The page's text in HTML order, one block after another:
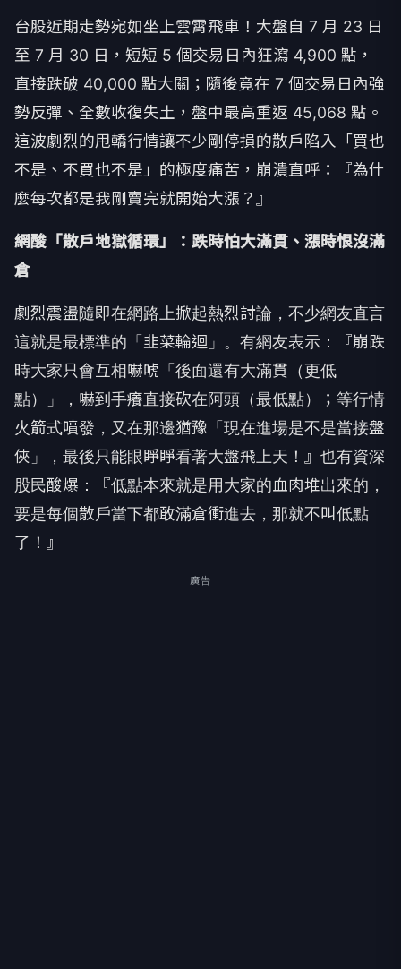
台股近期走勢宛如坐上雲霄飛車！大盤自 7 月 23 日
至 7 月 30 日，短短 5 個交易日內狂瀉 4,900 點，
直接跌破 40,000 點大關；隨後竟在 7 個交易日內強
勢反彈、全數收復失土，盤中最高重返 45,068 點。
這波劇烈的甩轎行情讓不少剛停損的散戶陷入「買也
不是、不買也不是」的極度痛苦，崩潰直呼：『為什
麼每次都是我剛賣完就開始大漲？』
網酸「散戶地獄循環」：跌時怕大滿貫、漲時恨沒滿
倉
劇烈震盪隨即在網路上掀起熱烈討論，不少網友直言
這就是最標準的「韭菜輪迴」。有網友表示：『崩跌
時大家只會互相嚇唬「後面還有大滿貫（更低
點）」，嚇到手癢直接砍在阿頭（最低點）；等行情
火箭式噴發，又在那邊猶豫「現在進場是不是當接盤
俠」，最後只能眼睜睜看著大盤飛上天！』也有資深
股民酸爆：『低點本來就是用大家的血肉堆出來的，
要是每個散戶當下都敢滿倉衝進去，那就不叫低點
了！』
廣告